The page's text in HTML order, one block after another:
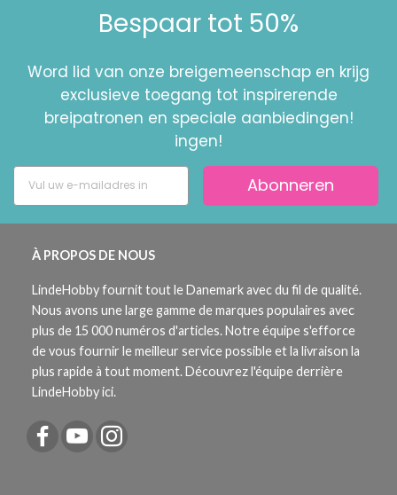
Bespaar tot 50%
Word lid van onze breigemeenschap en krijg
exclusieve toegang tot inspirerende
breipatronen en speciale aanbiedingen!
ingen!
Abonneren
À PROPOS DE NOUS
LindeHobby fournit tout le Danemark avec du fil de qualité.
Nous avons une large gamme de marques populaires avec
plus de 15 000 numéros d'articles. Notre équipe s'efforce
de vous fournir le meilleur service possible et la livraison la
plus rapide à tout moment. Découvrez l'équipe derrière
LindeHobby ici.